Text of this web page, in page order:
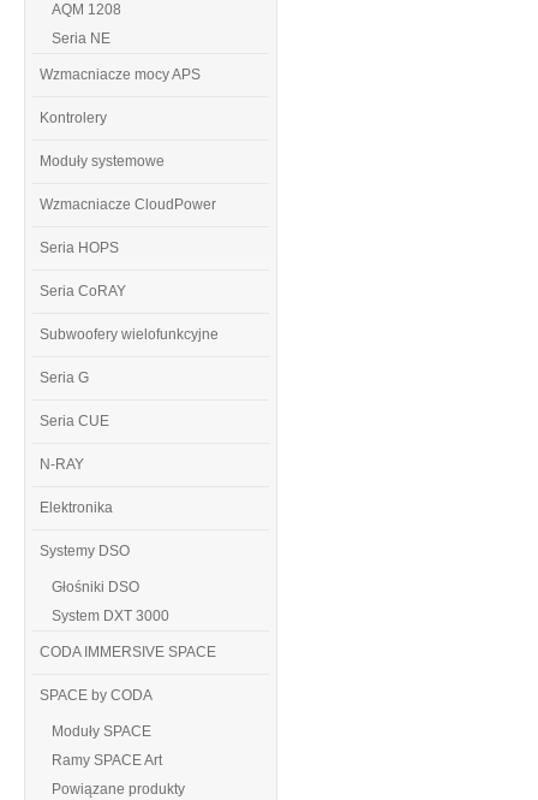
AQM 1208
Seria NE
Wzmacniacze mocy APS
Kontrolery
Moduły systemowe
Wzmacniacze CloudPower
Seria HOPS
Seria CoRAY
Subwoofery wielofunkcyjne
Seria G
Seria CUE
N-RAY
Elektronika
Systemy DSO
Głośniki DSO
System DXT 3000
CODA IMMERSIVE SPACE
SPACE by CODA
Moduły SPACE
Ramy SPACE Art
Powiązane produkty